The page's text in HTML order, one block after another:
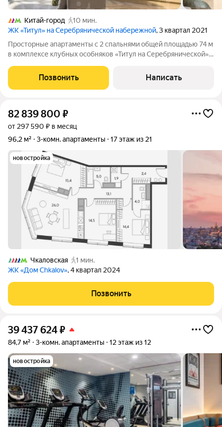
Китай-город
10 мин.
ЖК «Титул» на Серебрянической набережной, 3 квартал 2021
Просторные апартаменты с 2 спальнями общей площадью 74 м
в комплексе клубных особняков «Титул на Серебрянической».
этаже в корпусе 1.1. Высота потолков 3,2 метра. Планировка:
кухня-гостиная,
Позвонить Написать
82 839 800 ₽
от 297 590 ₽ в месяц
96,2 м²
3-комн. апартаменты 17 этаж из 21
новостройка
Чкаловская
1 мин.
ЖК «Дом Chkalov», 4 квартал 2024
Позвонить
39 437 624₽
84,7 м² 3-комн. апартаменты 12 этаж из 12
новостройка